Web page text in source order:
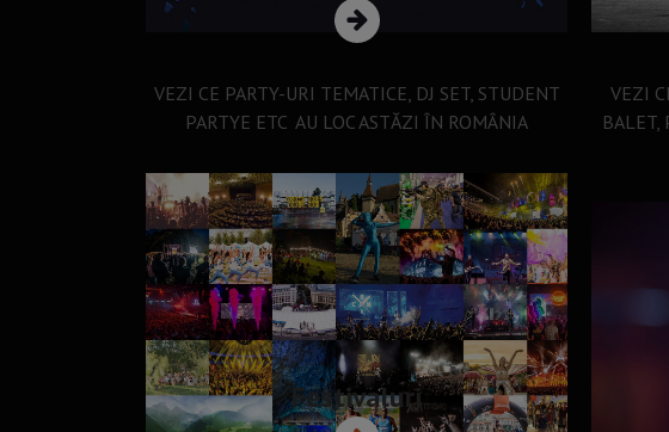
VEZI CE PARTY-URI TEMATICE, DJ SET, STUDENT
PARTYE ETC AU LOC ASTĂZI ÎN ROMÂNIA
Festivaluri
VEZI
BALET,